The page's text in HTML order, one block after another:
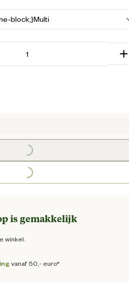
+
Loading...
Loading...
is gemakkelijk
winkel.
vanaf 50,- euro*